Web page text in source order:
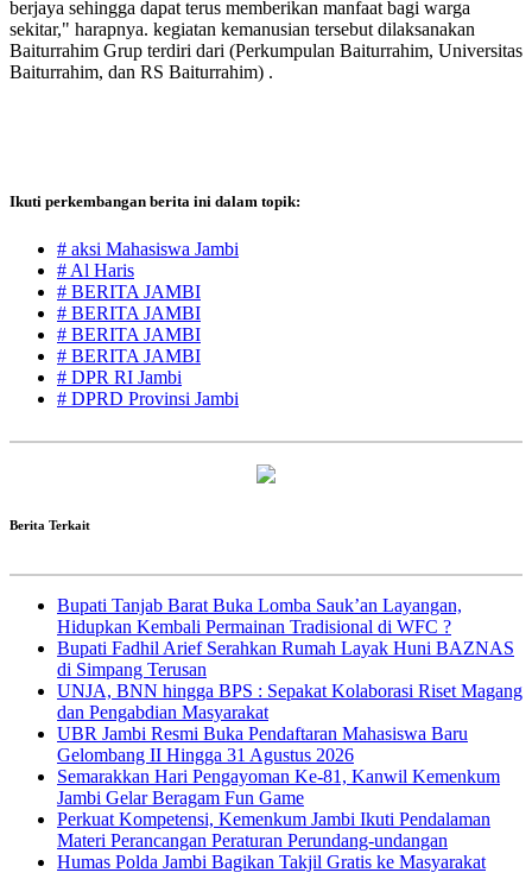
berjaya sehingga dapat terus memberikan manfaat bagi warga
sekitar," harapnya. kegiatan kemanusian tersebut dilaksanakan
Baiturrahim Grup terdiri dari (Perkumpulan Baiturrahim, Universitas
Baiturrahim, dan RS Baiturrahim) .
Ikuti perkembangan berita ini dalam topik:
# aksi Mahasiswa Jambi
# Al Haris
# BERITA JAMBI
# BERITA JAMBI
# BERITA JAMBI
# BERITA JAMBI
# DPR RI Jambi
# DPRD Provinsi Jambi
Berita Terkait
Bupati Tanjab Barat Buka Lomba Sauk’an Layangan,
Hidupkan Kembali Permainan Tradisional di WFC ?
Bupati Fadhil Arief Serahkan Rumah Layak Huni BAZNAS
di Simpang Terusan
UNJA, BNN hingga BPS : Sepakat Kolaborasi Riset Magang
dan Pengabdian Masyarakat
UBR Jambi Resmi Buka Pendaftaran Mahasiswa Baru
Gelombang II Hingga 31 Agustus 2026
Semarakkan Hari Pengayoman Ke-81, Kanwil Kemenkum
Jambi Gelar Beragam Fun Game
Perkuat Kompetensi, Kemenkum Jambi Ikuti Pendalaman
Materi Perancangan Peraturan Perundang-undangan
Humas Polda Jambi Bagikan Takjil Gratis ke Masyarakat